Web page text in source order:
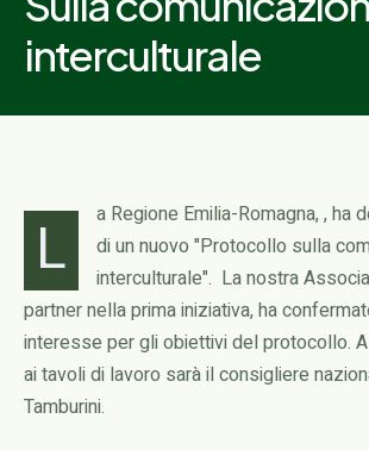
interculturale
L
a Regione Emilia-Romagna, , ha
di un nuovo "Protocollo sulla
interculturale". La nostra
partner nella prima iniziativa, ha
interesse per gli obiettivi del protocollo.
ai tavoli di lavoro sarà il consigliere
Tamburini.